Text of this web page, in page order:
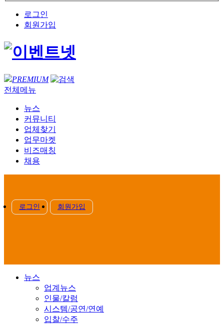
로그인
회원가입
PREMIUM
전체메뉴
뉴스
커뮤니티
업체찾기
업무마켓
비즈매칭
채용
로그인 회원가입
뉴스
업계뉴스
인물/칼럼
시스템/공연/연예
입찰/수주